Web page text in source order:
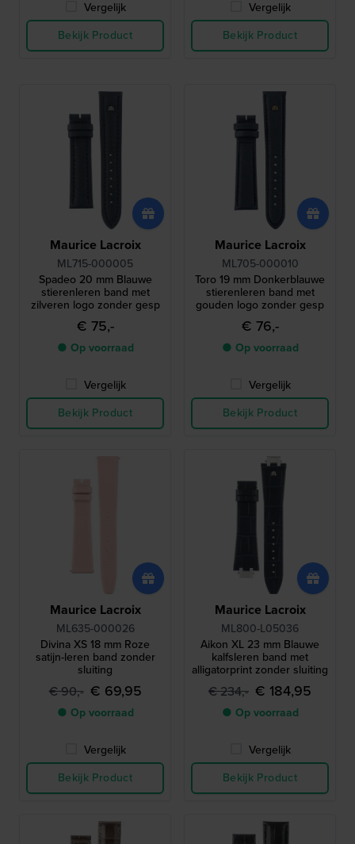
Vergelijk
Bekijk Product
Vergelijk
Bekijk Product
Maurice Lacroix
ML715-000005
Spadeo 20 mm Blauwe
stierenleren band met
zilveren logo zonder gesp
€ 75,-
● Op voorraad
Vergelijk
Bekijk Product
Maurice Lacroix
ML705-000010
Toro 19 mm Donkerblauwe
stierenleren band met
gouden logo zonder gesp
€ 76,-
● Op voorraad
Vergelijk
Bekijk Product
Maurice Lacroix
ML635-000026
Divina XS 18 mm Roze
satijn-leren band zonder
sluiting
€ 90,- € 69,95
● Op voorraad
Vergelijk
Bekijk Product
Maurice Lacroix
ML800-L05036
Aikon XL 23 mm Blauwe
kalfsleren band met
alligatorprint zonder sluiting
€ 234,- € 184,95
● Op voorraad
Vergelijk
Bekijk Product